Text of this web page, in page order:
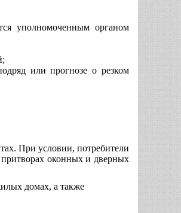
уполномоченным органом
или прогнозе о резком
При условии, потребители
оконных и дверных
домах, а также